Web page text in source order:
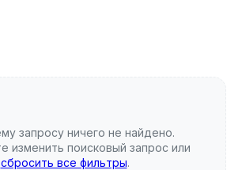
запросу ничего не найдено.
изменить поисковый запрос или
сбросить все фильтры.